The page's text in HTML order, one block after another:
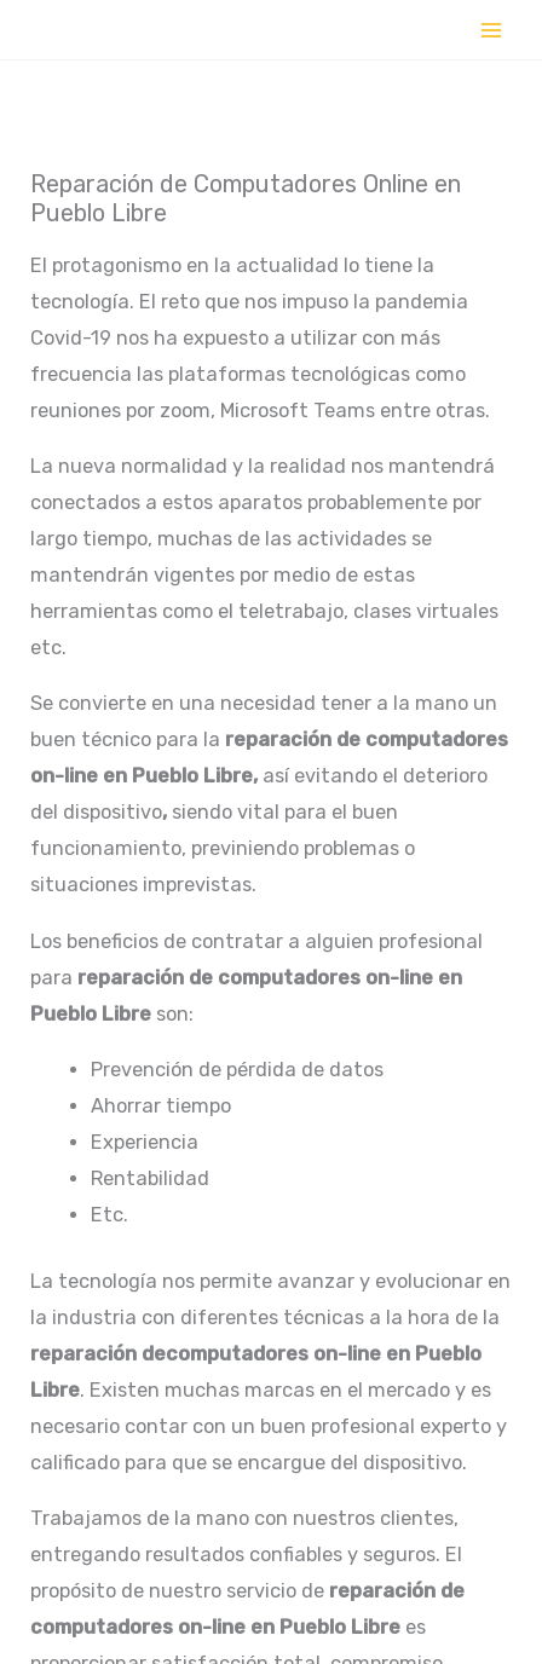
Reparación de Computadores Online en
Pueblo Libre
El protagonismo en la actualidad lo tiene la
tecnología. El reto que nos impuso la pandemia
Covid-19 nos ha expuesto a utilizar con más
frecuencia las plataformas tecnológicas como
reuniones por zoom, Microsoft Teams entre otras.
La nueva normalidad y la realidad nos mantendrá
conectados a estos aparatos probablemente por
largo tiempo, muchas de las actividades se
mantendrán vigentes por medio de estas
herramientas como el teletrabajo, clases virtuales
etc.
Se convierte en una necesidad tener a la mano un
buen técnico para la reparación de computadores
on-line en Pueblo Libre, así evitando el deterioro
del dispositivo, siendo vital para el buen
funcionamiento, previniendo problemas o
situaciones imprevistas.
Los beneficios de contratar a alguien profesional
para reparación de computadores on-line en
Pueblo Libre son:
Prevención de pérdida de datos
Ahorrar tiempo
Experiencia
Rentabilidad
Etc.
La tecnología nos permite avanzar y evolucionar en
la industria con diferentes técnicas a la hora de la
reparación decomputadores on-line en Pueblo
Libre. Existen muchas marcas en el mercado y es
necesario contar con un buen profesional experto y
calificado para que se encargue del dispositivo.
Trabajamos de la mano con nuestros clientes,
entregando resultados confiables y seguros. El
propósito de nuestro servicio de reparación de
computadores on-line en Pueblo Libre es